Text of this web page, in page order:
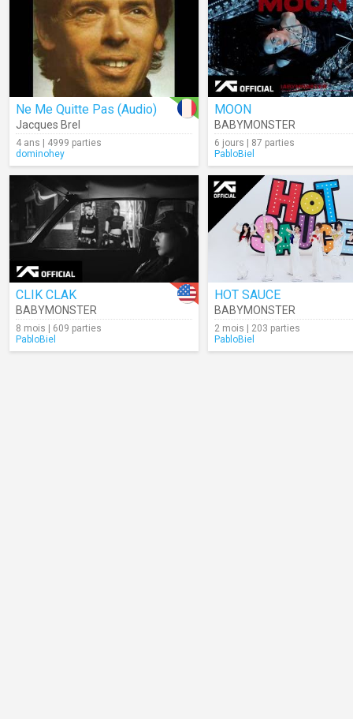
Ne Me Quitte Pas (Audio)
Jacques Brel
4 ans | 4999 parties
dominohey
MOON
BABYMONSTER
6 jours | 87 parties
PabloBiel
CLIK CLAK
BABYMONSTER
8 mois | 609 parties
PabloBiel
HOT SAUCE
BABYMONSTER
2 mois | 203 parties
PabloBiel